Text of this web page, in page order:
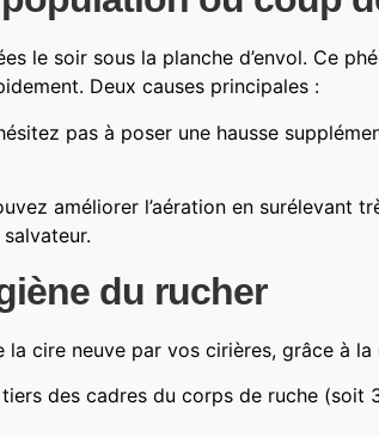
le soir sous la planche d’envol. Ce
Deux causes principales :
pas à poser une hausse
améliorer l’aération en surélevant
du rucher
cire neuve par vos cirières, grâce à
des cadres du corps de ruche (soit